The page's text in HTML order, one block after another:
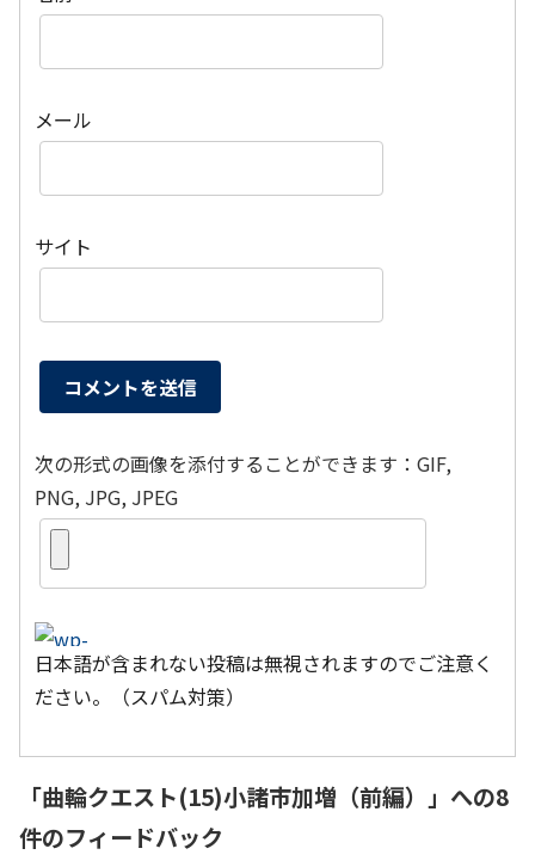
メール
サイト
次の形式の画像を添付することができます：GIF,
PNG, JPG, JPEG
日本語が含まれない投稿は無視されますのでご注意く
ださい。（スパム対策）
「曲輪クエスト(15)小諸市加増（前編） 」への8
件のフィードバック